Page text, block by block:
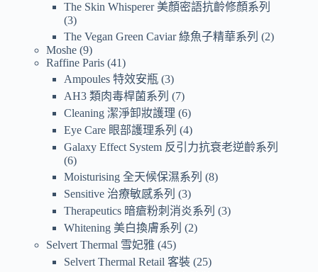
The Skin Whisperer 美顏密語抗齡修顏系列
3
The Vegan Green Caviar 綠魚子精華系列
2
Moshe 9
Raffine Paris 41
Ampoules 特效安瓶 3
AH3 類肉毒桿菌系列
7
Cleaning 潔淨卸妝護理 6
Eye Care 眼部護理系列
4
Galaxy Effect System 反引力抗衰老逆齡系列
6
Moisturising 全天候保濕系列
8
Sensitive 治療敏感系列
3
Therapeutics 暗瘡粉刺消炎系列
3
Whitening 美白換膚系列
2
Selvert Thermal 雪妃雅 45
Selvert Thermal Retail 客裝 25